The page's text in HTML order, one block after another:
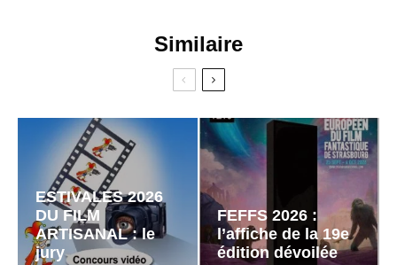
Similaire
ESTIVALES 2026
DU FILM
ARTISANAL : le
jury
FEFFS 2026 :
l’affiche de la 19e
édition dévoilée